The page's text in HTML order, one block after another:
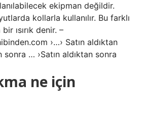
ekipman değildir.
kollarla kullanılır. Bu farklı
ısırık denir. –
›…› Satın aldıktan
sonra … ›Satın aldıktan sonra
ne için